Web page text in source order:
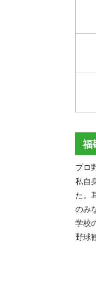
福
プロ
私自
た。
のみ
学校
野球